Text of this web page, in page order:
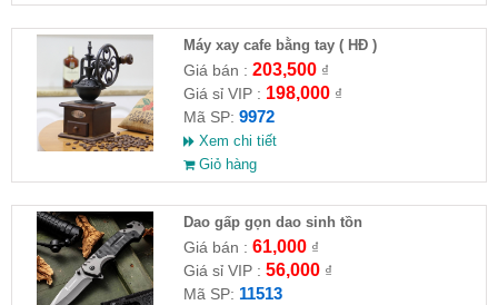
Máy xay cafe bằng tay ( HĐ )
Giá bán : 203,500₫
Giá sỉ VIP : 198,000₫
Mã SP: 9972
Xem chi tiết
Giỏ hàng
Dao gấp gọn dao sinh tồn
Giá bán : 61,000₫
Giá sỉ VIP : 56,000₫
Mã SP: 11513